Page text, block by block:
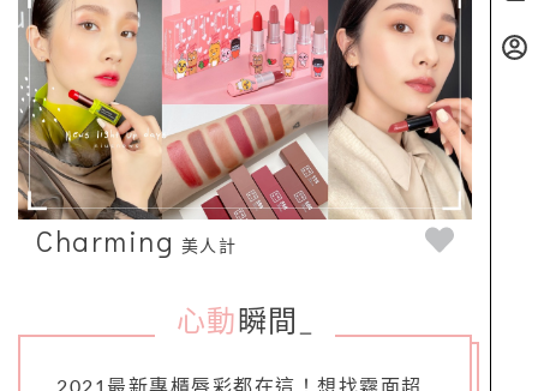
Charming 美人計
心動 瞬間